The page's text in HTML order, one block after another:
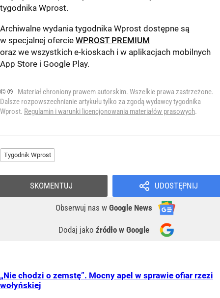
tygodnika Wprost.
Archiwalne wydania tygodnika Wprost dostępne są
w specjalnej ofercie WPROST PREMIUM
oraz we wszystkich e-kioskach i w aplikacjach mobilnych
App Store i Google Play.
© ℗
Materiał chroniony prawem autorskim. Wszelkie prawa zastrzeżone.
Dalsze rozpowszechnianie artykułu tylko za zgodą wydawcy tygodnika
Wprost. Regulamin i warunki licencjonowania materiałów prasowych.
Tygodnik Wprost
UDOSTĘPNIJ
Obserwuj nas w Google News
Dodaj jako źródło w Google
SKOMENTUJ
„Nie chodzi o zemstę”. Mocny apel w sprawie ofiar rzezi
wołyńskiej